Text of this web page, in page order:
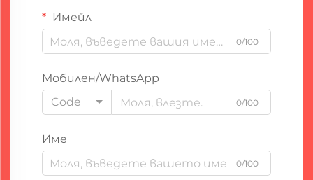
Имейл
0/100
Мобилен/WhatsApp
Code
0/100
Име
0/100